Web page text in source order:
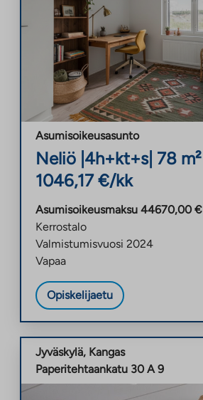
Asumisoikeusasunto
Neliö 4h+kt+s| 78 m²
1046,17 €/kk
Asumisoikeusmaksu 44670,00 €
Kerrostalo
Valmistumisvuosi 2024
Vapaa
Opiskelijaetu
Jyväskylä, Kangas
Paperitehtaankatu 30 A 9